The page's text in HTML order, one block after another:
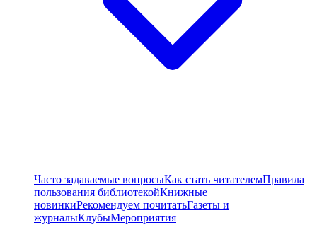
Часто задаваемые вопросыКак стать читателемПравила
пользования библиотекойКнижные
новинкиРекомендуем почитатьГазеты и
журналыКлубыМероприятия